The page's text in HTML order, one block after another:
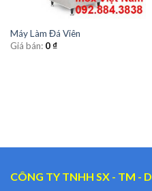
Máy Làm Đá Viên
Giá bán: 0₫
CÔNG TY TNHH SX - TM -